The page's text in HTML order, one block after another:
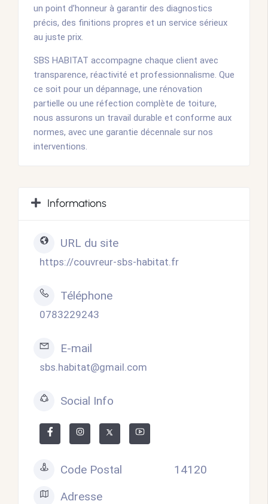
un point d’honneur à garantir des diagnostics
précis, des finitions propres et un service sérieux
au juste prix.
SBS HABITAT accompagne chaque client avec
transparence, réactivité et professionnalisme. Que
ce soit pour un dépannage, une rénovation
partielle ou une réfection complète de toiture,
nous assurons un travail durable et conforme aux
normes, avec une garantie décennale sur nos
interventions.
Informations
URL du site
https://couvreur-sbs-habitat.fr
Téléphone
0783229243
E-mail
sbs.habitat@gmail.com
Social Info
Code Postal
14120
Adresse